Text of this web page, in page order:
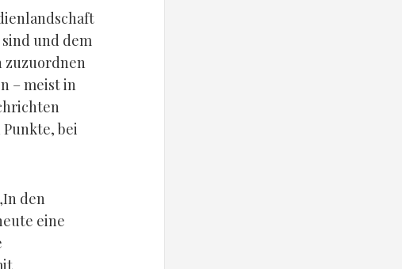
und dem
zuzuordnen
– meist in
bei
den
eine